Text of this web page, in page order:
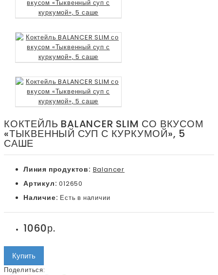
КОКТЕЙЛЬ BALANCER SLIM СО ВКУСОМ
«ТЫКВЕННЫЙ СУП С КУРКУМОЙ», 5
САШЕ
Линия продуктов: Balancer
Артикул: 012650
Наличие: Есть в наличии
1060р.
Купить
Поделиться: